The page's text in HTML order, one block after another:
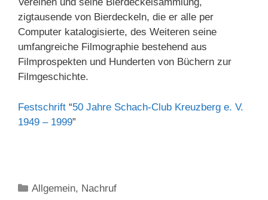
Vereinen und seine Bierdeckelsammlung,
zigtausende von Bierdeckeln, die er alle per
Computer katalogisierte, des Weiteren seine
umfangreiche Filmographie bestehend aus
Filmprospekten und Hunderten von Büchern zur
Filmgeschichte.
Festschrift “50 Jahre Schach-Club Kreuzberg e. V.
1949 – 1999”
Kategorien
Allgemein, Nachruf